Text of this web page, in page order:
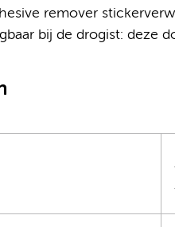
remover
bij de drogist: deze